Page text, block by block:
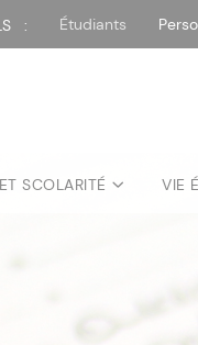
: Étudiants
SCOLARITÉ VIE